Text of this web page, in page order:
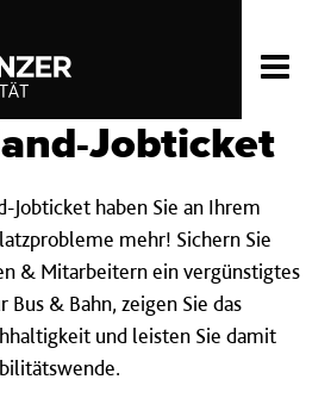
Jobticket
Jobticket haben Sie an Ihrem
mehr! Sichern Sie
& Mitarbeitern ein vergünstigtes
Bus & Bahn, zeigen Sie das
und leisten Sie damit